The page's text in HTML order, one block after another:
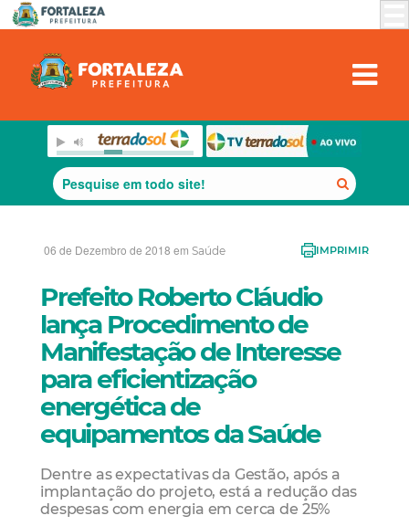
06 de Dezembro de 2018 em Saúde IMPRIMIR
Prefeito Roberto Cláudio
lança Procedimento de
Manifestação de Interesse
para eficientização
energética de
equipamentos da Saúde
Dentre as expectativas da Gestão, após a
implantação do projeto, está a redução das
despesas com energia em cerca de 25%